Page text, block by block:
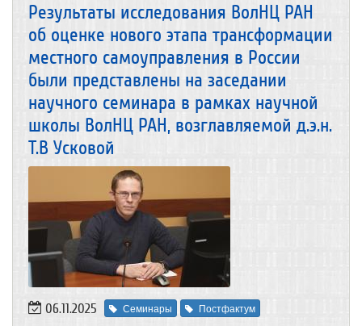
Результаты исследования ВолНЦ РАН
об оценке нового этапа трансформации
местного самоуправления в России
были представлены на заседании
научного семинара в рамках научной
школы ВолНЦ РАН, возглавляемой д.э.н.
Т.В Усковой
06.11.2025 Семинары Постфактум